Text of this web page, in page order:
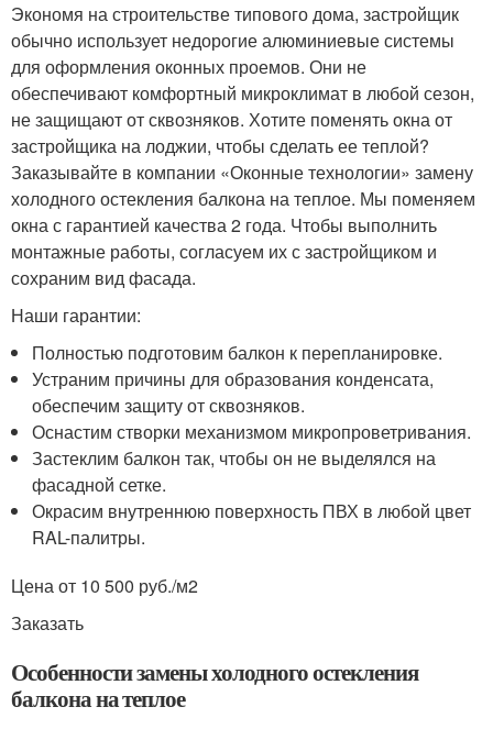
Экономя на строительстве типового дома, застройщик
обычно использует недорогие алюминиевые системы
для оформления оконных проемов. Они не
обеспечивают комфортный микроклимат в любой сезон,
не защищают от сквозняков. Хотите поменять окна от
застройщика на лоджии, чтобы сделать ее теплой?
Заказывайте в компании «Оконные технологии» замену
холодного остекления балкона на теплое. Мы поменяем
окна с гарантией качества 2 года. Чтобы выполнить
монтажные работы, согласуем их с застройщиком и
сохраним вид фасада.
Наши гарантии:
Полностью подготовим балкон к перепланировке.
Устраним причины для образования конденсата,
обеспечим защиту от сквозняков.
Оснастим створки механизмом микропроветривания.
Застеклим балкон так, чтобы он не выделялся на
фасадной сетке.
Окрасим внутреннюю поверхность ПВХ в любой цвет
RAL-палитры.
Цена от 10 500 руб./м2
Заказать
Особенности замены холодного остекления
балкона на теплое